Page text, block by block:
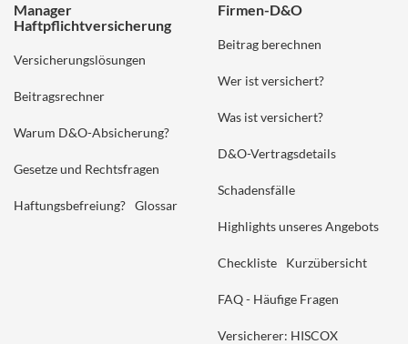
Manager
Haftpflichtversicherung
Versicherungslösungen
Beitragsrechner
Warum D&O-Absicherung?
Gesetze und Rechtsfragen
Haftungsbefreiung? Glossar
Firmen-D&O
Beitrag berechnen
Wer ist versichert?
Was ist versichert?
D&O-Vertragsdetails
Schadensfälle
Highlights unseres Angebots
Checkliste Kurzübersicht
FAQ - Häufige Fragen
Versicherer: HISCOX